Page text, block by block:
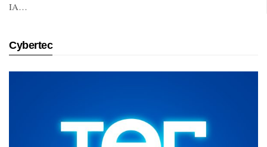
IA…
Cybertec